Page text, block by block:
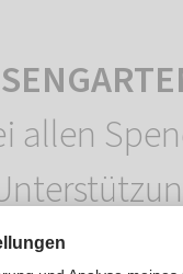
allen
Gutes